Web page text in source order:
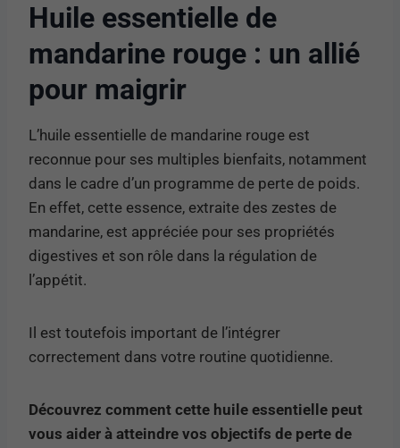
Huile essentielle de
mandarine rouge : un allié
pour maigrir
L’huile essentielle de mandarine rouge est
reconnue pour ses multiples bienfaits, notamment
dans le cadre d’un programme de perte de poids.
En effet, cette essence, extraite des zestes de
mandarine, est appréciée pour ses propriétés
digestives et son rôle dans la régulation de
l’appétit.
Il est toutefois important de l’intégrer
correctement dans votre routine quotidienne.
Découvrez comment cette huile essentielle peut
vous aider à atteindre vos objectifs de perte de